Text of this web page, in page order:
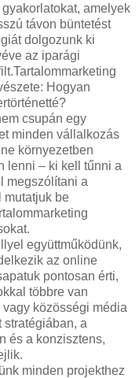
amelyek
távon büntetést
dolgozunk ki
az iparági
Hogyan
csupán egy
minden vállalkozás
környezetben
lenni – ki kell tűnni a
megszólítani a
mutatjuk be
együttműködünk,
az online
pontosan érti,
többre van
közösségi média
stratégiában, a
és a konzisztens,
minden projekthez